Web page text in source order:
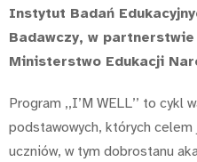
Instytut Badań
Badawczy, w partnerstwie
Ministerstwo Edukacji
Program ,,I’M WELL’’ to cykl
podstawowych, których
uczniów, w tym dobrostanu